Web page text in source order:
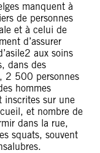
manquent à
de personnes
et à celui de
d’assurer
aux soins
dans des
2 500 personnes
hommes
inscrites sur une
et nombre de
dans la rue,
squats, souvent